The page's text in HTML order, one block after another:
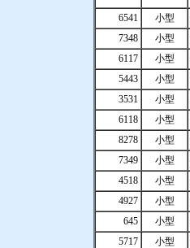
6541 小型
7348
小型
6117
小型
5443
小型
3531
小型
6118
小型
8278
小型
7349
小型
4518
小型
4927
小型
645
小型
5717
小型